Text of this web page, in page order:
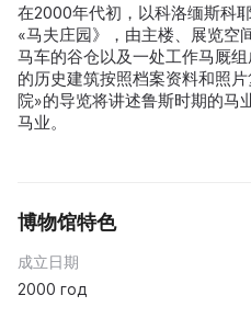
在2000年代初，以科洛缅斯科
«马夫庄园》，由主楼、展览空
马车的谷仓以及一处工作马厩
的历史建筑按照档案资料和照
院»的导览将讲述鲁斯时期的马
马业。
博物馆特色
成立日期
2000 год